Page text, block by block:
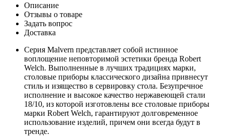
Описание
Отзывы о товаре
Задать вопрос
Доставка
Серия Malvern представляет собой истинное
воплощение неповторимой эстетики бренда Robert
Welch. Выполненные в лучших традициях марки,
столовые приборы классического дизайна привнесут
стиль и изящество в сервировку стола. Безупречное
исполнение и высокое качество нержавеющей стали
18/10, из которой изготовлены все столовые приборы
марки Robert Welch, гарантируют долговременное
использование изделий, причем они всегда будут в
тренде.